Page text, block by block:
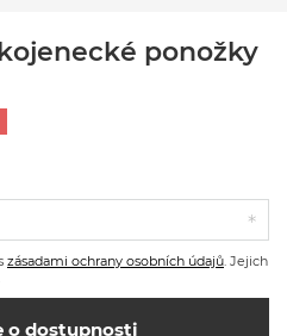
ponožky
zásadami ochrany osobních údajů. Jejich
o dostupnosti